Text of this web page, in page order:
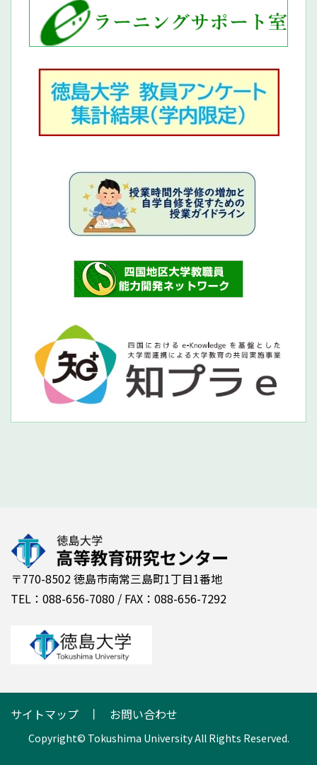
〒770-8502 徳島市南常三島町1丁目1番地
TEL：088-656-7080 / FAX：088-656-7292
サイトマップ お問い合わせ
Copyright© Tokushima University All Rights Reserved.